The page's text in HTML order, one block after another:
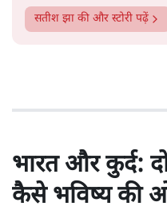
सतीश झा की और स्टोरी पढ़ें
भारत और कुर्द:
कैसे भविष्य की